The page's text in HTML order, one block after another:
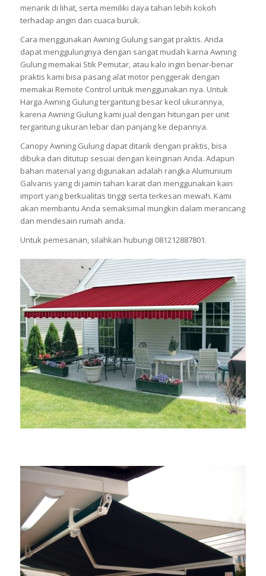
menarik di lihat, serta memiliki daya tahan lebih kokoh
terhadap angin dan cuaca buruk.
Cara menggunakan Awning Gulung sangat praktis. Anda
dapat menggulungnya dengan sangat mudah karna Awning
Gulung memakai Stik Pemutar, atau kalo ingin benar-benar
praktis kami bisa pasang alat motor penggerak dengan
memakai Remote Control untuk menggunakan nya. Untuk
Harga Awning Gulung tergantung besar kecil ukurannya,
karena Awning Gulung kami jual dengan hitungan per unit
tergantung ukuran lebar dan panjang ke depannya.
Canopy Awning Gulung dapat ditarik dengan praktis, bisa
dibuka dan ditutup sesuai dengan keinginan Anda. Adapun
bahan material yang digunakan adalah rangka Alumunium
Galvanis yang di jamin tahan karat dan menggunakan kain
import yang berkualitas tinggi serta terkesan mewah. Kami
akan membantu Anda semaksimal mungkin dalam merancang
dan mendesain rumah anda.
Untuk pemesanan, silahkan hubungi 081212887801.